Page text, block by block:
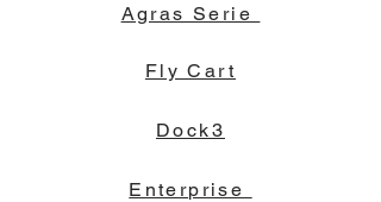
Agras Serie
Fly Cart
Dock3
Enterprise